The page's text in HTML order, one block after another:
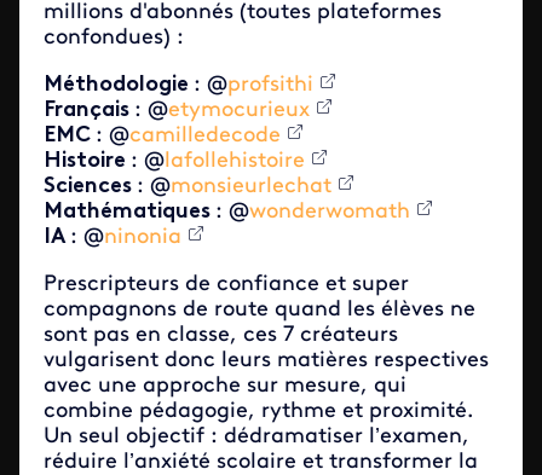
millions d'abonnés (toutes plateformes
confondues) :
Méthodologie : @profsithi
Français : @etymocurieux
EMC : @camilledecode
Histoire : @lafollehistoire
Sciences : @monsieurlechat
Mathématiques : @wonderwomath
IA : @ninonia
Prescripteurs de confiance et super
compagnons de route quand les élèves ne
sont pas en classe, ces 7 créateurs
vulgarisent donc leurs matières respectives
avec une approche sur mesure, qui
combine pédagogie, rythme et proximité.
Un seul objectif : dédramatiser l’examen,
réduire l’anxiété scolaire et transformer la